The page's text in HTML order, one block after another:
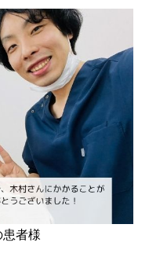
者様